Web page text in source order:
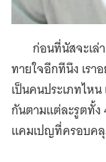
ก่อนที่นัสจะเล่
ทายใจอีกทีนึง เรา
เป็นคนประเภทไห
กันตามแต่ละรูตทั้ง
แคมเปญที่ครอบคลุ